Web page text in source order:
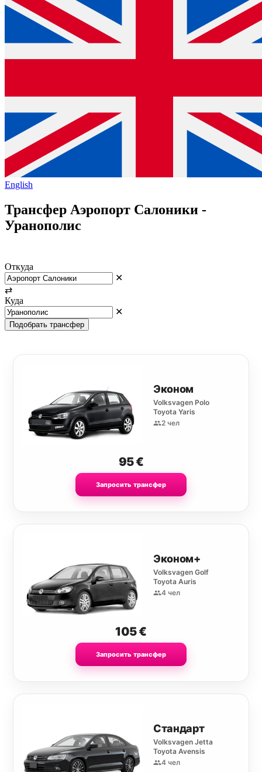
English
Трансфер Аэропорт Салоники -
Уранополис
Откуда
✕
⇄
Куда
✕
Подобрать трансфер
Эконом
Volksvagen Polo
Toyota Yaris
2 чел
95€
Запросить трансфер
Эконом+
Volksvagen Golf
Toyota Auris
4 чел
105€
Запросить трансфер
Стандарт
Volksvagen Jetta
Toyota Avensis
4 чел